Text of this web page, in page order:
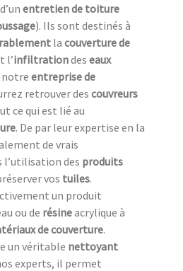
entretien de toiture
). Ils sont destinés à
la couverture de
l’infiltrationdes eaux
notre entreprise de
retrouver des couvreurs
ce qui est lié au
. De par leur expertise en la
de vrais
l’utilisation des produits
vos tuiles.
un produit
ou de résineacrylique à
de couverture.
un véritable nettoyant
experts, il permet